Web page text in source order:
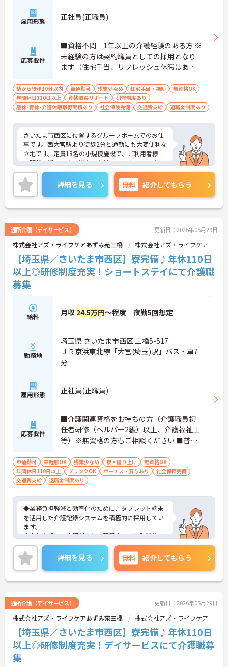
ています
・1ユニット9名の少人数制でじっくりケアに取り組
・夜間も他スタッフと協力しやすく施設長にも相談
できます
【手厚いサポートで広がるキャリアパス】
・ケアマネジャーの受験費用や講座を会社が負担し
ています
・独自の社内認定資格制度で段階的にスキルを磨け
ます
・65歳定年後も再雇用制度で70代まで長く活躍でき
ます
雇用形態 正社員(正職員)
応募要件
■資格不問 1年以上の介護経験のある方 ※
未経験の方は契約職員としての採用となり
ます（住宅手当、リフレッシュ休暇はあり
ません）
駅から徒歩10分以内 車通勤可 残業少なめ 住宅手当・補助
無資格OK
年間休日110日以上
資格取得サポート
研修制度あり
産休･育休･介護休暇取得実績あり
社会保険完備 交通費支給 退職金制度あり
さいたま市西区に位置するグループホームでのお仕
事です。西大宮駅より徒歩2分と通勤にも大変便利な
立地です。定員18名の小規模施設で、ご利用者様と
の距離も近く、きめ細やかな対応もしやすいです。
住宅手当、資格取得支援制度等福利厚生も充実！
ご興味のある方には、面接対策ポイントなど、さら
に詳細をお話しいたしますのでお気軽にご相談くだ
さい！
詳細を見る 無料 紹介してもらう
通所介護（デイサービス） 更新日：2026年05月29日
株式会社アズ・ライフケアあずみ苑三橋 株式会社アズ・ライフケア
【埼玉県／さいたま市西区】寮完備♪年休110日
以上◎研修制度充実！ショートステイにて介護職
募集
給料 月収 24.5万円～程度 夜勤5回想定
勤務地
埼玉県 さいたま市西区 三橋5-517
ＪＲ京浜東北線「大宮(埼玉)駅」バス・車7
分
雇用形態 正社員(正職員)
応募要件
■介護関連資格をお持ちの方（介護職員初
任者研修（ヘルパー2級）以上、介護福祉士
等）※無資格の方もご相談ください ■普通
自動車第一種運転免許歓迎 ※夜勤対応必須
（配属サービスに関わらず、介護職正社員
は夜勤シフトに入る可能性があります）
車通勤可 未経験OK 残業少なめ 寮・借り上げ
無資格OK
年間休日110日以上
ブランクOK ボーナス・賞与あり
社会保険完備
交通費支給
退職金制度あり
◆業務負担軽減と効率化のために、タブレット端末
を活用した介護記録システムを積極的に採用してい
ます。
◆人材育成にも定評があり、配属先での個別研修に
加え、本部主導の集合研修やeラーニングシステムな
ど、未経験からでも着実にスキルアップできる教育
体制が整っています
◆育児・介護支援制度も充実しており、育児休暇取
得推進や、学習・健康・食事などに使える独自の福
手厚い福利厚生制度を用意しています。
詳細を見る 無料 紹介してもらう
通所介護（デイサービス） 更新日：2026年05月29日
株式会社アズ・ライフケアあずみ苑三橋 株式会社アズ・ライフケア
【埼玉県／さいたま市西区】寮完備♪年休110日
以上◎研修制度充実！デイサービスにて介護職募
集